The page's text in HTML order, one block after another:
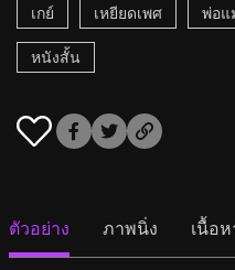
เกย์
เหยียดเพศ พ่อแ
หนังสั้น
ตัวอย่าง ภาพนิ่ง เนื้อ